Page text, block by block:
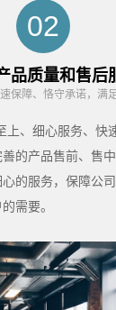
02
品质量和售后
保障、恪守承诺，满
上、细心服务、快
的产品售前、售
的服务，保障公
需要。